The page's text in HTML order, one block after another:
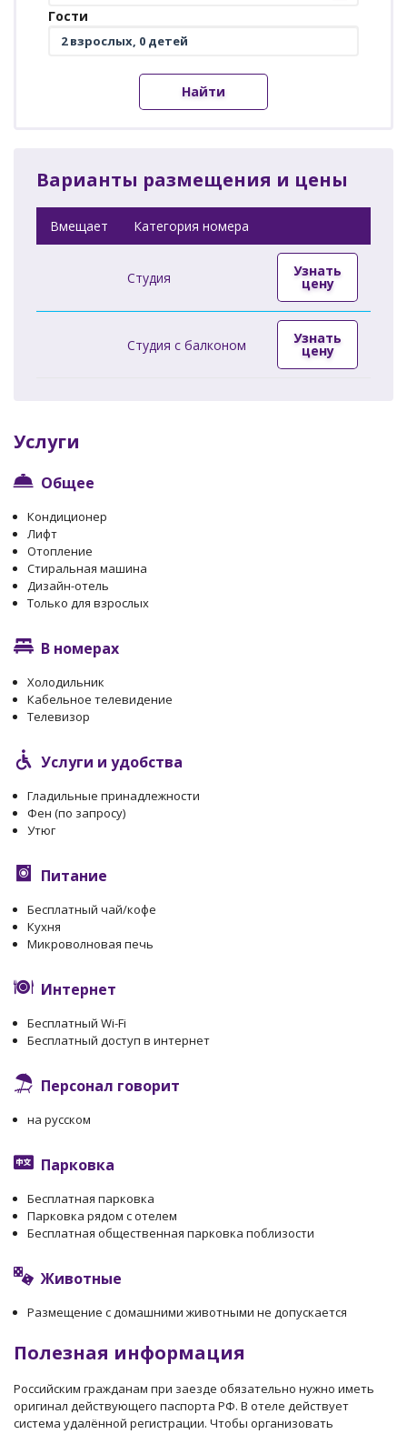
Гости
Найти
Варианты размещения и цены
Вмещает Категория номера
Студия Узнать
цену
Студия с балконом Узнать
цену
Услуги
Общее
Кондиционер
Лифт
Отопление
Стиральная машина
Дизайн-отель
Только для взрослых
В номерах
Холодильник
Кабельное телевидение
Телевизор
Услуги и удобства
Гладильные принадлежности
Фен (по запросу)
Утюг
Питание
Бесплатный чай/кофе
Кухня
Микроволновая печь
Интернет
Бесплатный Wi-Fi
Бесплатный доступ в интернет
Персонал говорит
на русском
Парковка
Бесплатная парковка
Парковка рядом с отелем
Бесплатная общественная парковка поблизости
Животные
Размещение с домашними животными не допускается
Полезная информация
Российским гражданам при заезде обязательно нужно иметь
оригинал действующего паспорта РФ. В отеле действует
система удалённой регистрации. Чтобы организовать